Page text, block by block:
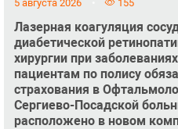
5 августа 2026 155
Лазерная коагуляция
диабетической
хирургии при
пациентам по полису
страхования в
Сергиево-Посадской
расположено в новом